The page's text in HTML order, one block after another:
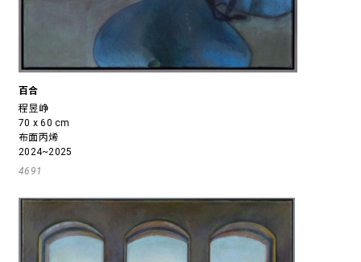
百合
程昱峥
70 x 60 cm
布面丙烯
2024~2025
4691